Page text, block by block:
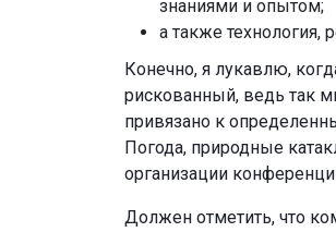
знаниями и опытом;
а также технология,
Конечно, я лукавлю,
рискованный, ведь так
привязано к
Погода, природные
организации
Должен отметить, что